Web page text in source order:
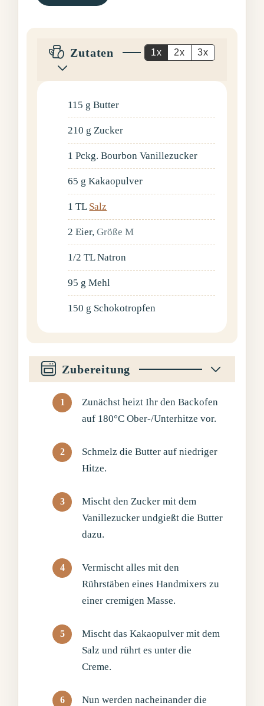
Zutaten 1x 2x 3x
115 g Butter
210 g Zucker
1 Pckg. Bourbon Vanillezucker
65 g Kakaopulver
1 TL Salz
2 Eier,Größe M
1/2 TL Natron
95 g Mehl
150 g Schokotropfen
Zubereitung
Zunächst heizt Ihr den Backofen
auf 180°C Ober-/Unterhitze vor.
Schmelz die Butter auf niedriger
Hitze.
Mischt den Zucker mit dem
Vanillezucker undgießt die Butter
dazu.
Vermischt alles mit den
Rührstäben eines Handmixers zu
einer cremigen Masse.
Mischt das Kakaopulver mit dem
Salz und rührt es unter die
Creme.
Nun werden nacheinander die